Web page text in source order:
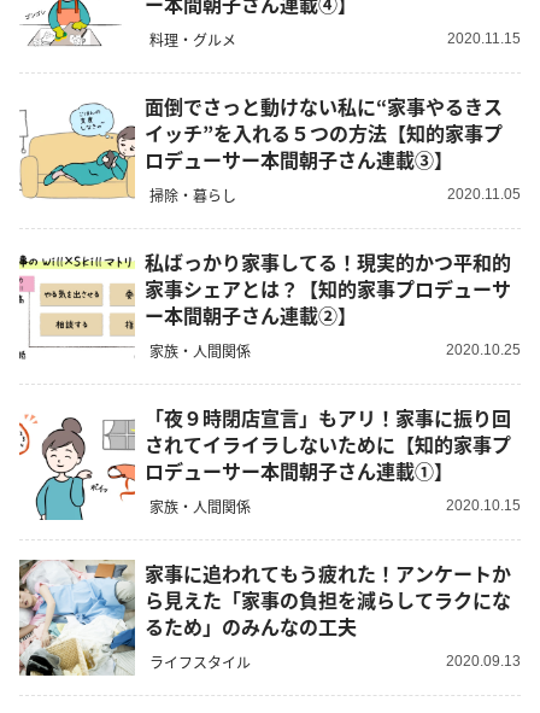
料理・グルメ 2020.11.15
面倒でさっと動けない私に“家事やるきス
イッチ”を入れる５つの方法【知的家事プ
ロデューサー本間朝子さん連載③】
掃除・暮らし 2020.11.05
私ばっかり家事してる！現実的かつ平和的
家事シェアとは？【知的家事プロデューサ
ー本間朝子さん連載②】
家族・人間関係 2020.10.25
「夜９時閉店宣言」もアリ！家事に振り回
されてイライラしないために【知的家事プ
ロデューサー本間朝子さん連載①】
家族・人間関係 2020.10.15
家事に追われてもう疲れた！アンケートか
ら見えた「家事の負担を減らしてラクにな
るため」のみんなの工夫
ライフスタイル 2020.09.13